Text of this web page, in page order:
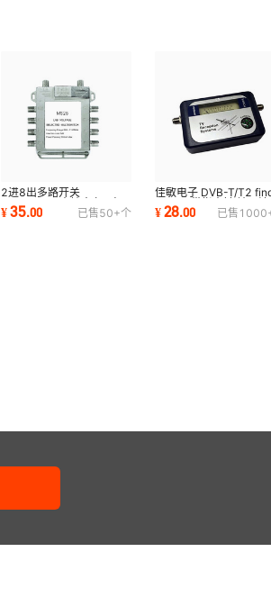
2进8出多路开关
Multiswitch支持中九8户同
时收看 二进八出MS28
¥35.00 已售50+个
佳敏电子 DVB-T/T2
BT-01 带指南针 地面
号仪
¥28.00 已售